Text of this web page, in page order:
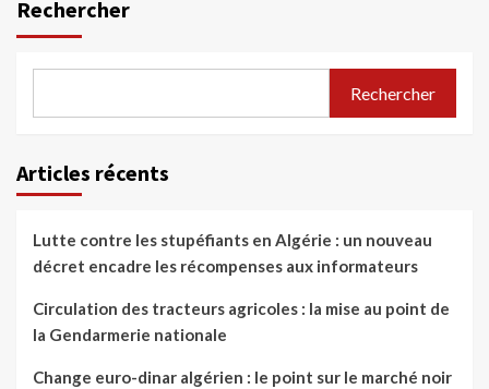
Rechercher
Rechercher
Articles récents
Lutte contre les stupéfiants en Algérie : un nouveau
décret encadre les récompenses aux informateurs
Circulation des tracteurs agricoles : la mise au point de
la Gendarmerie nationale
Change euro-dinar algérien : le point sur le marché noir